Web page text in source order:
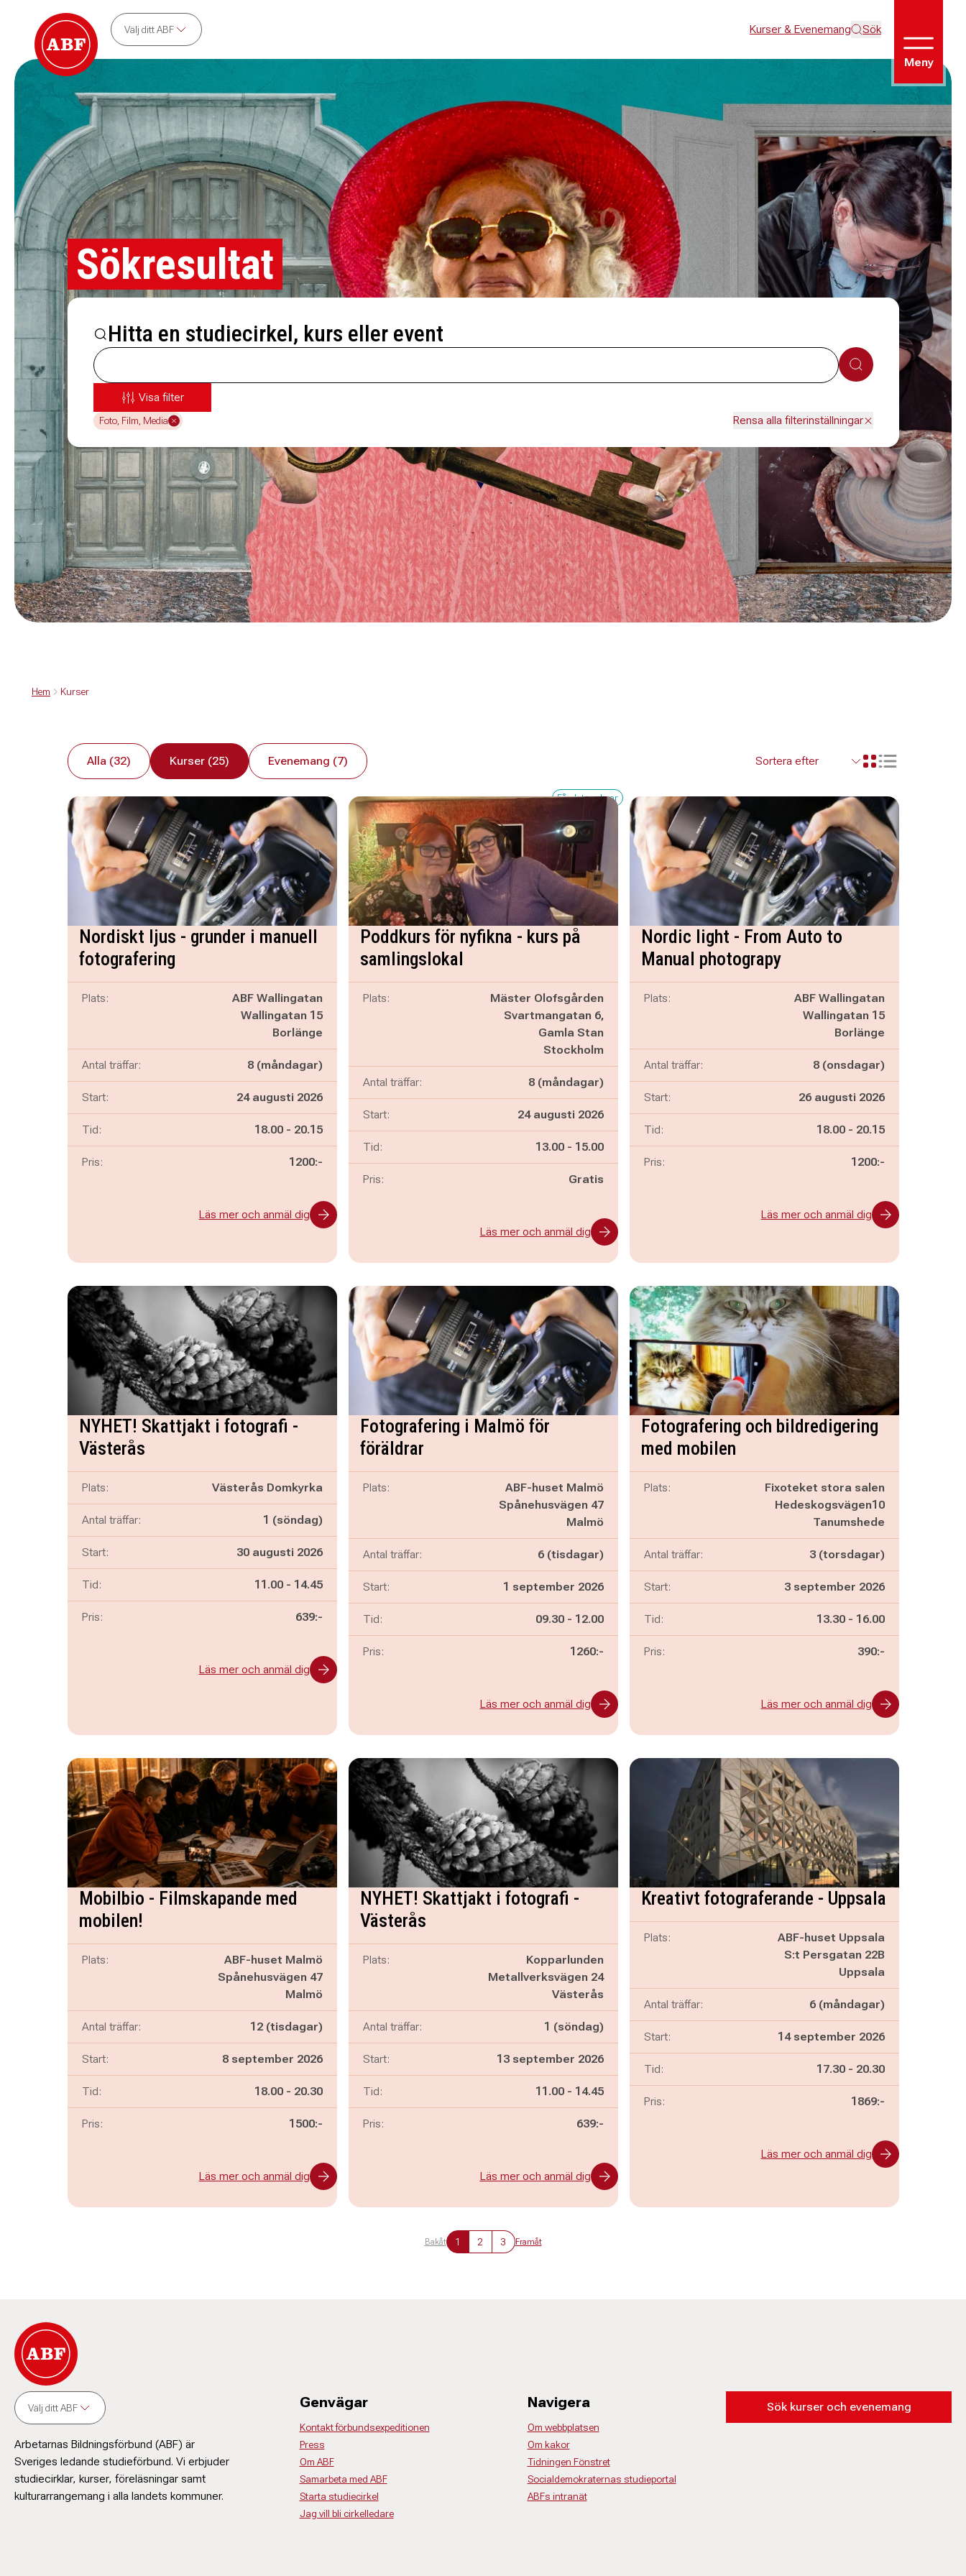
Välj ditt ABF Kurser & Evenemang Sök
Meny
Sökresultat
Hitta en studiecirkel, kurs eller event
Sök
Visa filter
Foto, Film, Media Rensa alla filterinställningar
Hem Kurser
Alla (32) Kurser (25) Evenemang (7) Visa resultaten i ett
Visa resultaten
Nordiskt ljus - grunder i manuell
fotografering
Plats:
ABF Wallingatan
Wallingatan 15
Borlänge
Antal träffar: 8 (måndagar)
Start: 24 augusti 2026
Tid: Pågår mellan
18.00 - och
20.15
Pris: 1200:-
Läs mer och anmäl dig
Få platser kvar
Poddkurs för nyfikna - kurs på
samlingslokal
Plats:
Mäster Olofsgården
Svartmangatan 6,
Gamla Stan
Stockholm
Antal träffar: 8 (måndagar)
Start: 24 augusti 2026
Tid: Pågår mellan
13.00 - och
15.00
Pris: Gratis
Läs mer och anmäl dig
Nordic light - From Auto to
Manual photograpy
Plats:
ABF Wallingatan
Wallingatan 15
Borlänge
Antal träffar: 8 (onsdagar)
Start: 26 augusti 2026
Tid: Pågår mellan
18.00 - och
20.15
Pris: 1200:-
Läs mer och anmäl dig
NYHET! Skattjakt i fotografi -
Västerås
Plats: Västerås Domkyrka
Antal träffar: 1 (söndag)
Start: 30 augusti 2026
Tid: Pågår mellan
11.00 - och
14.45
Pris: 639:-
Läs mer och anmäl dig
Fotografering i Malmö för
föräldrar
Plats:
ABF-huset Malmö
Spånehusvägen 47
Malmö
Antal träffar: 6 (tisdagar)
Start: 1 september 2026
Tid: Pågår mellan
09.30 - och
12.00
Pris: 1260:-
Läs mer och anmäl dig
Fotografering och bildredigering
med mobilen
Plats:
Fixoteket stora salen
Hedeskogsvägen10
Tanumshede
Antal träffar: 3 (torsdagar)
Start: 3 september 2026
Tid: Pågår mellan
13.30 - och
16.00
Pris: 390:-
Läs mer och anmäl dig
Mobilbio - Filmskapande med
mobilen!
Plats:
ABF-huset Malmö
Spånehusvägen 47
Malmö
Antal träffar: 12 (tisdagar)
Start: 8 september 2026
Tid: Pågår mellan
18.00 - och
20.30
Pris: 1500:-
Läs mer och anmäl dig
NYHET! Skattjakt i fotografi -
Västerås
Plats:
Kopparlunden
Metallverksvägen 24
Västerås
Antal träffar: 1 (söndag)
Start: 13 september 2026
Tid: Pågår mellan
11.00 - och
14.45
Pris: 639:-
Läs mer och anmäl dig
Kreativt fotograferande - Uppsala
Plats:
ABF-huset Uppsala
S:t Persgatan 22B
Uppsala
Antal träffar: 6 (måndagar)
Start: 14 september 2026
Tid: Pågår mellan
17.30 - och
20.30
Pris: 1869:-
Läs mer och anmäl dig
Bakåt 1 2 3 Framåt
Välj ditt ABF
Arbetarnas Bildningsförbund (ABF) är
Sveriges ledande studieförbund. Vi erbjuder
studiecirklar, kurser, föreläsningar samt
kulturarrangemang i alla landets kommuner.
Genvägar
Kontakt förbundsexpeditionen
Press
Om ABF
Samarbeta med ABF
Starta studiecirkel
Jag vill bli cirkelledare
Navigera
Om webbplatsen
Om kakor
Tidningen Fönstret
Socialdemokraternas studieportal
ABFs intranät
Sök kurser och evenemang